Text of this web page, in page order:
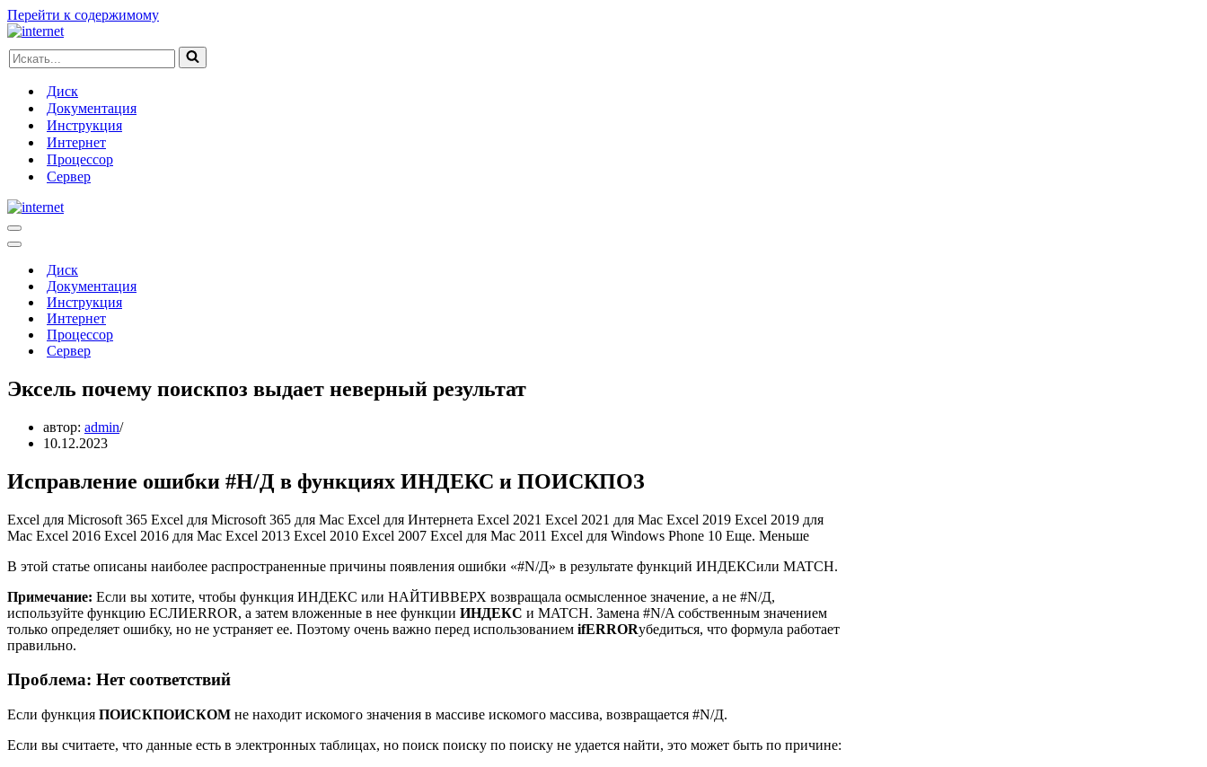
Перейти к содержимому
Искать...
Диск
Документация
Инструкция
Интернет
Процессор
Сервер
Меню
навигации
Меню
навигацииДиск
Документация
Инструкция
Интернет
Процессор
Сервер
Эксель почему поискпоз выдает неверный результат
автор: admin
10.12.2023
Исправление ошибки #Н/Д в функциях ИНДЕКС и ПОИСКПОЗ
Excel для Microsoft 365 Excel для Microsoft 365 для Mac Excel для Интернета Excel 2021 Excel 2021 для Mac Excel 2019 Excel 2019 для
Mac Excel 2016 Excel 2016 для Mac Excel 2013 Excel 2010 Excel 2007 Excel для Mac 2011 Excel для Windows Phone 10 Еще. Меньше
В этой статье описаны наиболее распространенные причины появления ошибки «#N/Д» в результате функций ИНДЕКСили MATCH.
Примечание: Если вы хотите, чтобы функция ИНДЕКС или НАЙТИВВЕРХ возвращала осмысленное значение, а не #N/Д,
используйте функцию ЕСЛИERROR, а затем вложенные в нее функции ИНДЕКС и MATCH. Замена #N/A собственным значением
только определяет ошибку, но не устраняет ее. Поэтому очень важно перед использованием ifERRORубедиться, что формула работает
правильно.
Проблема: Нет соответствий
Если функция ПОИСКПОИСКОМ не находит искомого значения в массиве искомого массива, возвращается #N/Д.
Если вы считаете, что данные есть в электронных таблицах, но поиск поиску по поиску не удается найти, это может быть по причине: